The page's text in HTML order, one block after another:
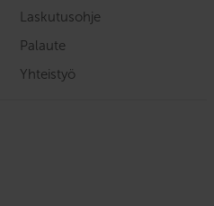
Laskutusohje
Palaute
Yhteistyö